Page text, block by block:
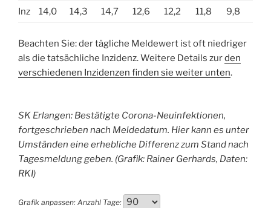
Inz 14,0 14,3 14,7 12,6 12,2 11,8 9,8
Beachten Sie: der tägliche Meldewert ist oft niedriger
als die tatsächliche Inzidenz. Weitere Details zurden
verschiedenen Inzidenzen finden sie weiter unten.
SK Erlangen: Bestätigte Corona-Neuinfektionen,
fortgeschrieben nach Meldedatum. Hier kann es unter
Umständen eine erhebliche Differenz zum Stand nach
Tagesmeldung geben. (Grafik: Rainer Gerhards, Daten:
RKI)
Grafik anpassen: Anzahl Tage: